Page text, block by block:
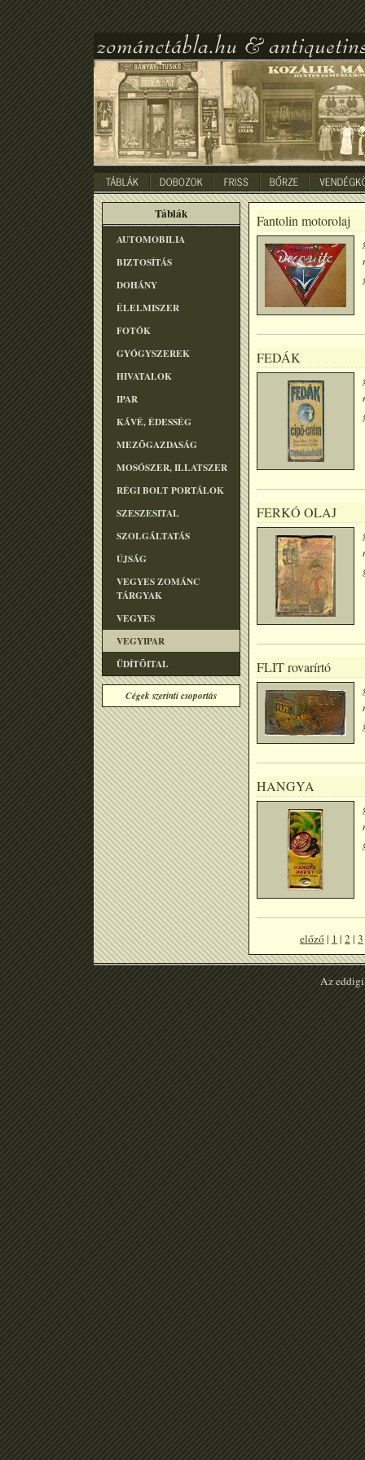
Táblák
AUTOMOBILIA
BIZTOSÍTÁS
DOHÁNY
ÉLELMISZER
FOTÓK
GYÓGYSZEREK
HIVATALOK
IPAR
KÁVÉ, ÉDESSÉG
MEZÕGAZDASÁG
MOSÓSZER, ILLATSZER
RÉGI BOLT PORTÁLOK
SZESZESITAL
SZOLGÁLTATÁS
ÚJSÁG
VEGYES ZOMÁNC
TÁRGYAK
VEGYES
VEGYIPAR
ÜDÍTÕITAL
Cégek szerinti csoportás
Fantolin motorolaj
FEDÁK
FERKÓ OLAJ
FLIT rovarírtó
HANGYA
előző | 1 | 2 | 3
Az